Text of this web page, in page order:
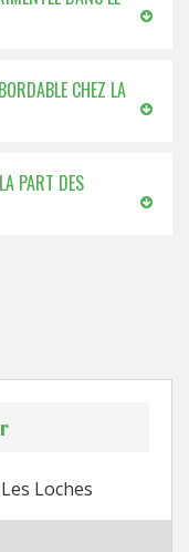
CHEZ LA
PART DES
Loches